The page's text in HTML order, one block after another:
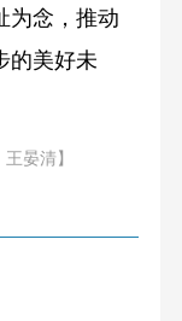
为念，推动
的美好未
王晏清】